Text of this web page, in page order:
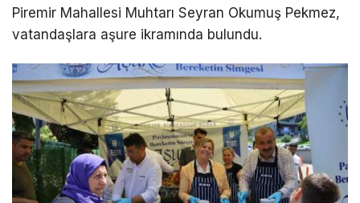
Piremir Mahallesi Muhtarı Seyran Okumuş Pekmez,
vatandaşlara aşure ikramında bulundu.